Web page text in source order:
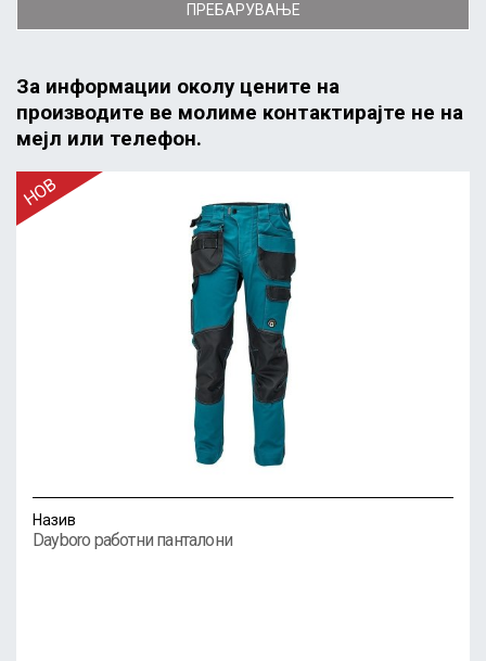
ПРЕБАРУВАЊЕ
За информации околу цените на
производите ве молиме контактирајте не на
мејл или телефон.
Назив
Dayboro работни панталони